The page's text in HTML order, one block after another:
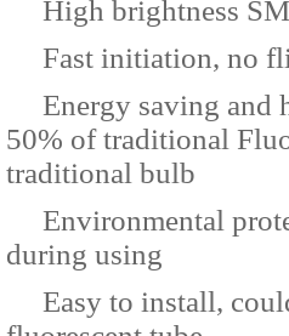
High brightness
Fast initiation, no
Energy saving and
50% of traditional
traditional bulb
Environmental
during using
Easy to install,